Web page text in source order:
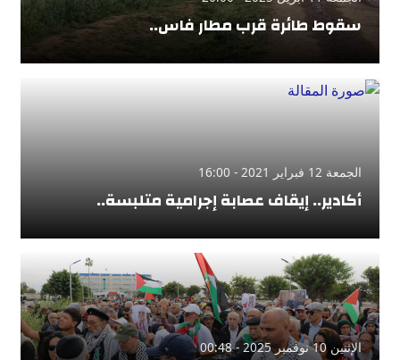
سقوط طائرة قرب مطار فاس..
الجمعة 12 فبراير 2021 - 16:00
أكادير.. إيقاف عصابة إجرامية متلبسة..
الإثنين 10 نوفمبر 2025 - 00:48